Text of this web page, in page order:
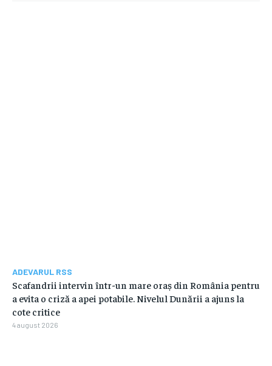
ADEVARUL RSS
Scafandrii intervin într-un mare oraș din România pentru
a evita o criză a apei potabile. Nivelul Dunării a ajuns la
cote critice
4 august 2026